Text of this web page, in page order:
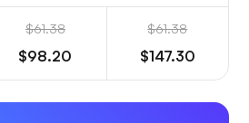
$61.38
$98.20
$61.38
$147.30